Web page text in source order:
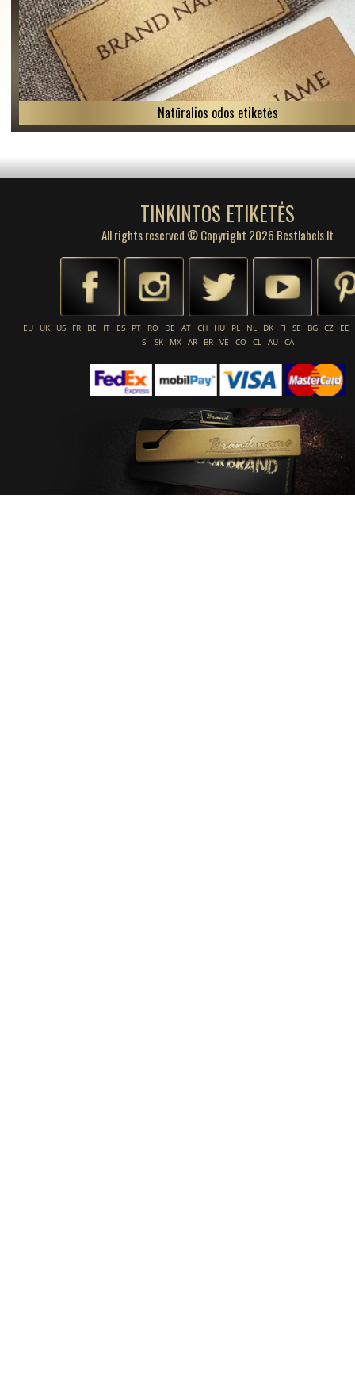
Natūralios odos etiketės
TINKINTOS ETIKETĖS
All rights reserved © Copyright 2026 Bestlabels.lt
EU UK US FR BE IT ES PT RO DE AT CH HU PL NL DK FI SE BG CZ
EE
SI
SK MX AR BR VE CO CL AU CA